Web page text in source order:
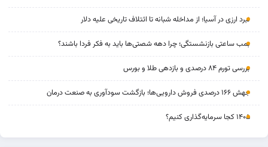
نبرد ارزی در آسیا؛ از مداخله‌ شبانه تا ائتلاف تاریخی علیه دلار
بمب ساعتی بازنشستگی؛ چرا دهه شصتی‌ها باید به فکر فردا باشند؟
بررسی تورم ۸۴ درصدی و بازدهی طلا و بورس
جهش ۱۶۶ درصدی فروش دارویی‌ها؛ بازگشت سودآوری به صنعت درمان
۱۴۰۵ کجا سرمایه‌گذاری کنیم؟